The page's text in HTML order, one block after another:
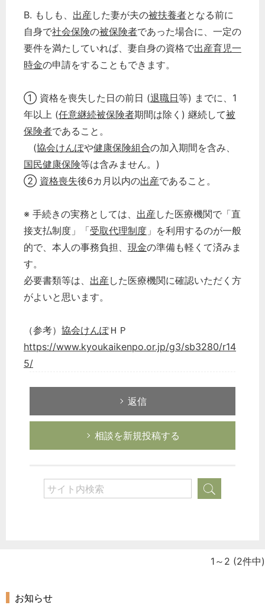
B. もしも、 出産 した妻が夫の被扶養者となる前に
自身で社会保険の被保険者であった場合に、一定の
要件を満たしていれば、妻自身の資格で出産育児一
時金の申請をすることもできます。
① 資格を喪失した日の前日 (退職日等) までに、1
年以上 (任意継続被保険者期間は除く) 継続して被
保険者であること。
(協会けんぽや健康保険組合の加入期間を含み、
国民健康保険等は含みません。)
② 資格喪失後6カ月以内の出産であること。
※ 手続きの実務としては、 出産 した医療機関で「直
接支払制度」「受取代理制度 」を利用するのが一般
的で、本人の事務負担、 現金の準備も軽くて済みま
す。
必要書類等は、 出産 した医療機関に確認いただく方
がよいと思います。
（参考） 協会けんぽＨＰ
https://www.kyoukaikenpo.or.jp/g3/sb3280/r14
5/
返信
相談を新規投稿する
1～2 (2件中)
お知らせ